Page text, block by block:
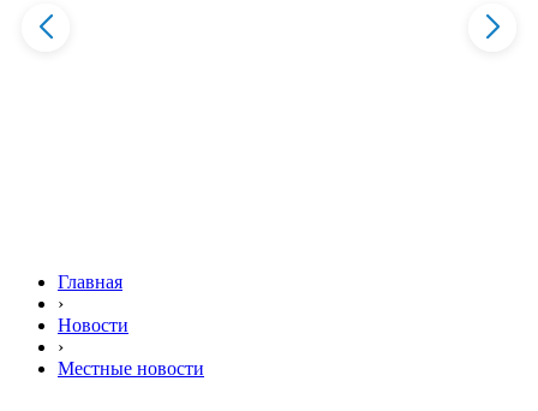
Главная
›
Новости
›
Местные новости